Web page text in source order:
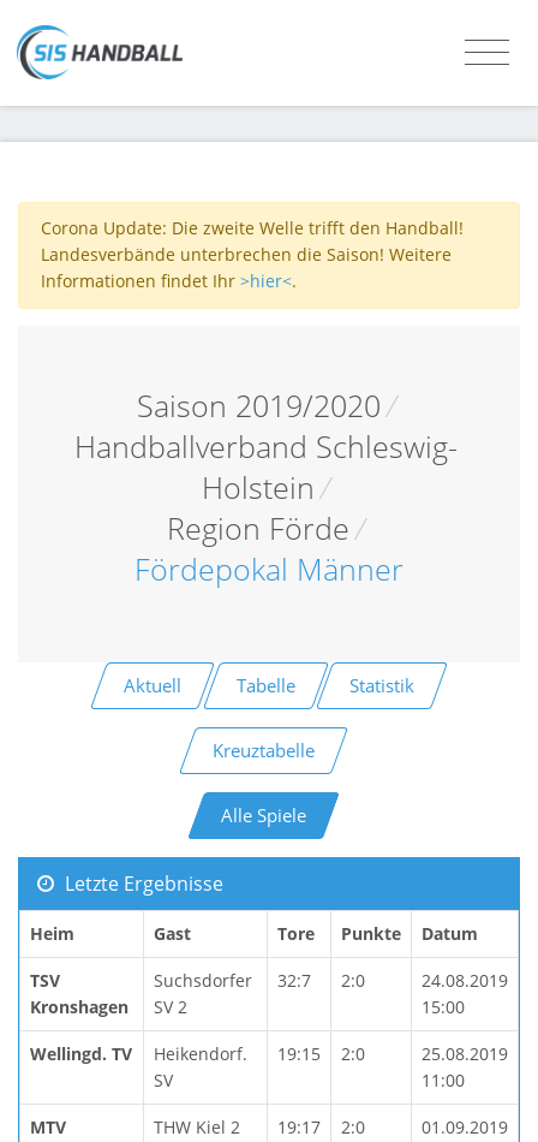
Corona Update: Die zweite Welle trifft den Handball!
Landesverbände unterbrechen die Saison! Weitere
Informationen findet Ihr >hier<.
Saison 2019/2020/
Handballverband Schleswig-
Holstein /
Region Förde/
Fördepokal Männer
Aktuell Tabelle Statistik
Kreuztabelle
Alle Spiele
Letzte Ergebnisse
Heim Gast Tore Punkte Datum
TSV
Kronshagen
Suchsdorfer
SV 2
32:7 2:0
24.08.2019
15:00
Wellingd. TV
Heikendorf.
SV
19:15 2:0
25.08.2019
11:00
MTV
THW Kiel 2 19:17 2:0
01.09.2019